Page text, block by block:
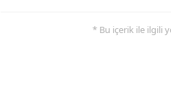
* Bu içerik ile ilgili